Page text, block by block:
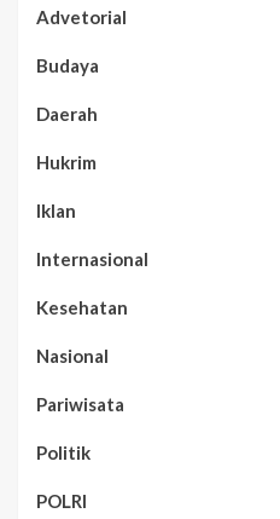
Advetorial
Budaya
Daerah
Hukrim
Iklan
Internasional
Kesehatan
Nasional
Pariwisata
Politik
POLRI